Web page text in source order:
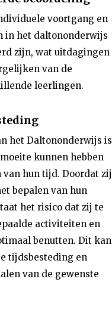
voortgang en
in het daltononderwijs
zijn, wat uitdagingen
van de
leerlingen.
het Daltononderwijs is
kunnen hebben
hun tijd. Doordat zij
bepalen van hun
het risico dat zij te
activiteiten en
benutten. Dit kan
tijdsbesteding en
van de gewenste